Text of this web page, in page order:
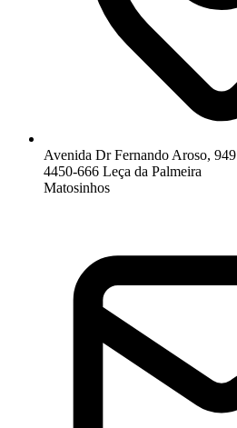
Avenida Dr Fernando Aroso, 949
4450-666 Leça da Palmeira
Matosinhos